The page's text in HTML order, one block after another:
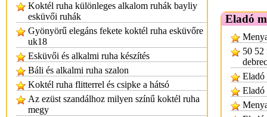
Koktél ruha különleges alkalom ruhák bayliy
esküvői ruhák
Gyönyörű elegáns fekete koktél ruha esküvőre
uk18
Esküvői és alkalmi ruha készítés
Báli és alkalmi ruha szalon
Koktél ruha flitterrel és csipke a hátsó
Az ezüst szandálhoz milyen színű koktél ruha
megy
Eladó
50 52
Eladó
Eladó